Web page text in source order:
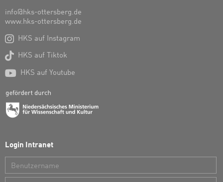
info@hks-ottersberg.de
www.hks-ottersberg.de
 HKS auf Instagram
 HKS auf Tiktok
 HKS auf Youtube
Login Intranet
Benutzername